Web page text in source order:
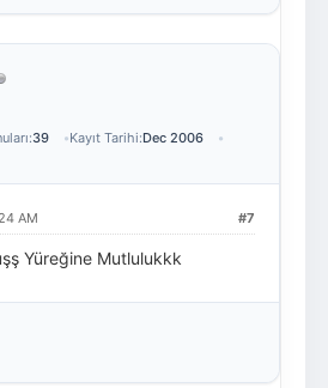
39 Kayıt Tarihi:Dec 2006
#7
AM
Yüreğine Mutlulukkk